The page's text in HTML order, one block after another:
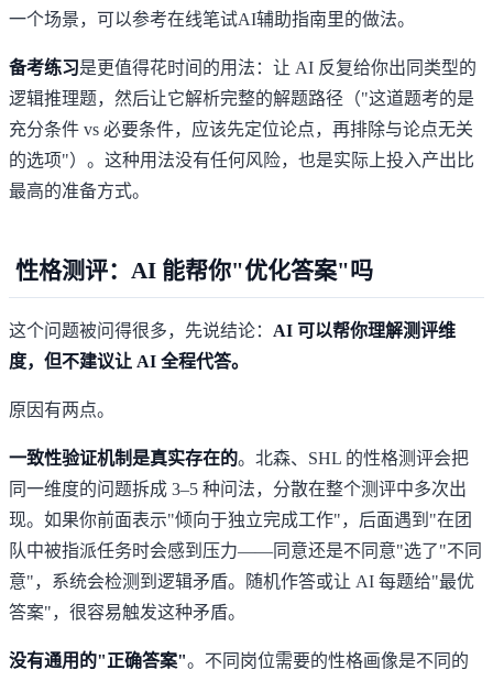
一个场景，可以参考在线笔试AI辅助指南里的做法。
备考练习是更值得花时间的用法：让 AI 反复给你出同类型的
逻辑推理题，然后让它解析完整的解题路径（"这道题考的是
充分条件 vs 必要条件，应该先定位论点，再排除与论点无关
的选项"）。这种用法没有任何风险，也是实际上投入产出比
最高的准备方式。
性格测评：AI 能帮你"优化答案"吗
这个问题被问得很多，先说结论： AI 可以帮你理解测评维
度，但不建议让 AI 全程代答。
原因有两点。
一致性验证机制是真实存在的。北森、SHL 的性格测评会把
同一维度的问题拆成 3–5 种问法，分散在整个测评中多次出
现。如果你前面表示"倾向于独立完成工作"，后面遇到"在团
队中被指派任务时会感到压力——同意还是不同意"选了"不同
意"，系统会检测到逻辑矛盾。随机作答或让 AI 每题给"最优
答案"，很容易触发这种矛盾。
没有通用的"正确答案"。不同岗位需要的性格画像是不同的